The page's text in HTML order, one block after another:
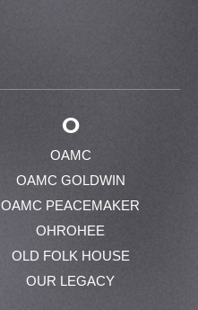
O
OAMC
OAMC GOLDWIN
OAMC PEACEMAKER
OHROHEE
OLD FOLK HOUSE
OUR LEGACY